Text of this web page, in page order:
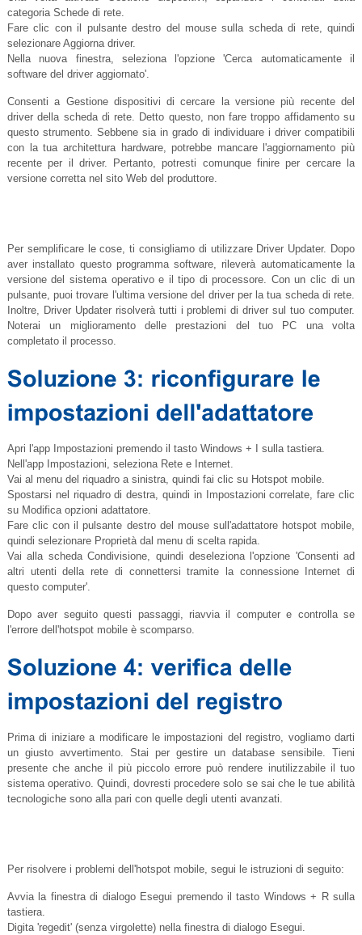
categoria Schede di rete.
Fare clic con il pulsante destro del mouse sulla scheda di rete, quindi
selezionare Aggiorna driver.
Nella nuova finestra, seleziona l'opzione 'Cerca automaticamente il
software del driver aggiornato'.
Consenti a Gestione dispositivi di cercare la versione più recente del
driver della scheda di rete. Detto questo, non fare troppo affidamento su
questo strumento. Sebbene sia in grado di individuare i driver compatibili
con la tua architettura hardware, potrebbe mancare l'aggiornamento più
recente per il driver. Pertanto, potresti comunque finire per cercare la
versione corretta nel sito Web del produttore.
Per semplificare le cose, ti consigliamo di utilizzare Driver Updater. Dopo
aver installato questo programma software, rileverà automaticamente la
versione del sistema operativo e il tipo di processore. Con un clic di un
pulsante, puoi trovare l'ultima versione del driver per la tua scheda di rete.
Inoltre, Driver Updater risolverà tutti i problemi di driver sul tuo computer.
Noterai un miglioramento delle prestazioni del tuo PC una volta
completato il processo.
Apri l'app Impostazioni premendo il tasto Windows + I sulla tastiera.
Nell'app Impostazioni, seleziona Rete e Internet.
Vai al menu del riquadro a sinistra, quindi fai clic su Hotspot mobile.
Spostarsi nel riquadro di destra, quindi in Impostazioni correlate, fare clic
su Modifica opzioni adattatore.
Fare clic con il pulsante destro del mouse sull'adattatore hotspot mobile,
quindi selezionare Proprietà dal menu di scelta rapida.
Vai alla scheda Condivisione, quindi deseleziona l'opzione 'Consenti ad
altri utenti della rete di connettersi tramite la connessione Internet di
questo computer'.
Dopo aver seguito questi passaggi, riavvia il computer e controlla se
l'errore dell'hotspot mobile è scomparso.
Prima di iniziare a modificare le impostazioni del registro, vogliamo darti
un giusto avvertimento. Stai per gestire un database sensibile. Tieni
presente che anche il più piccolo errore può rendere inutilizzabile il tuo
sistema operativo. Quindi, dovresti procedere solo se sai che le tue abilità
tecnologiche sono alla pari con quelle degli utenti avanzati.
Per risolvere i problemi dell'hotspot mobile, segui le istruzioni di seguito:
Avvia la finestra di dialogo Esegui premendo il tasto Windows + R sulla
tastiera.
Digita 'regedit' (senza virgolette) nella finestra di dialogo Esegui.